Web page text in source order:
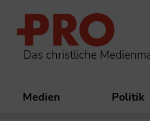
Das christliche
Medien Politik